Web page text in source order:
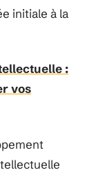
initiale à la
:
vos